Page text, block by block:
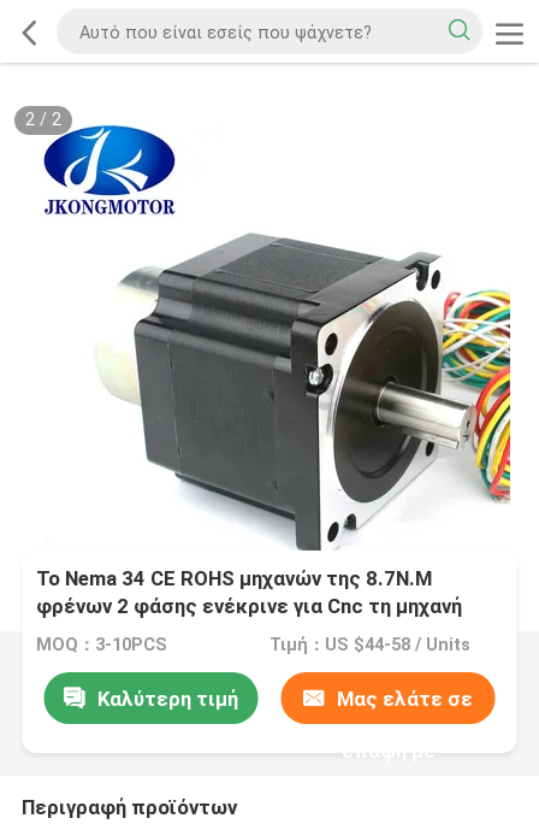
2/ 2
Το Nema 34 CE ROHS μηχανών της 8.7N.M
φρένων 2 φάσης ενέκρινε για Cnc τη μηχανή
MOQ：3-10PCS Τιμή：US $44-58 / Units
Καλύτερη τιμή Μας ελάτε σε
επαφή με
Περιγραφή προϊόντων